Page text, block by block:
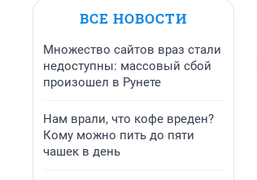
ВСЕ НОВОСТИ
Множество сайтов враз стали
недоступны: массовый сбой
произошел в Рунете
Нам врали, что кофе вреден?
Кому можно пить до пяти
чашек в день